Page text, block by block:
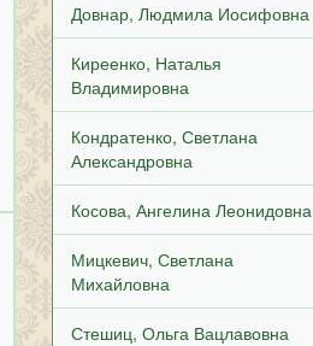
Довнар, Людмила Иосифовна
Киреенко, Наталья
Владимировна
Кондратенко, Светлана
Александровна
Косова, Ангелина Леонидовна
Мицкевич, Светлана
Михайловна
Стешиц, Ольга Вацлавовна